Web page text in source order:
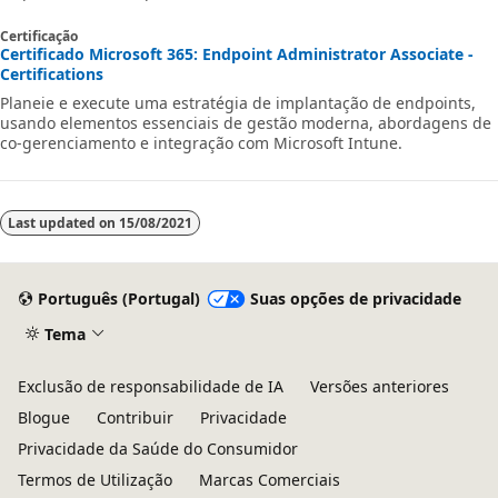
Certificação
Certificado Microsoft 365: Endpoint Administrator Associate -
Certifications
Planeie e execute uma estratégia de implantação de endpoints,
usando elementos essenciais de gestão moderna, abordagens de
co-gerenciamento e integração com Microsoft Intune.
Last updated on 15/08/2021
Português (Portugal)
Suas opções de privacidade
Tema
Exclusão de responsabilidade de IA
Versões anteriores
Blogue
Contribuir
Privacidade
Privacidade da Saúde do Consumidor
Termos de Utilização
Marcas Comerciais